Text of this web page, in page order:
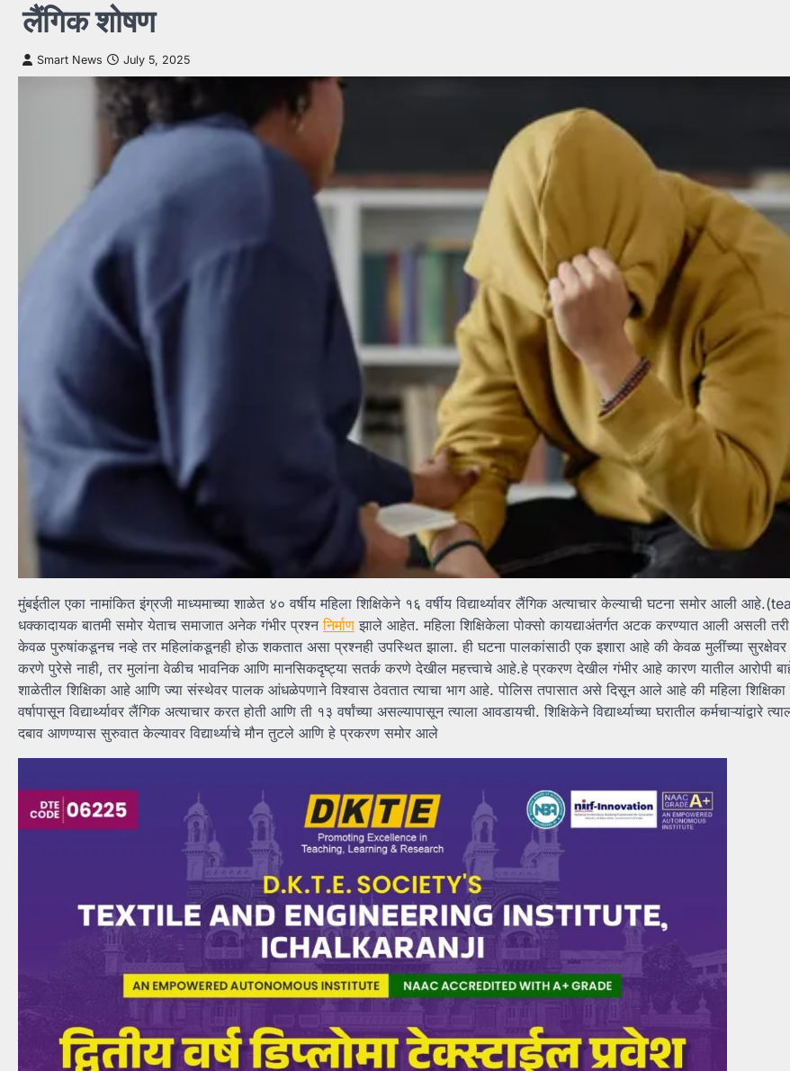
लैंगिक शोषण
Smart News July 5, 2025
मुंबईतील एका नामांकित इंग्रजी माध्यमाच्या शाळेत ४० वर्षीय महिला शिक्षिकेने १६ वर्षीय विद्यार्थ्यावर लैंगिक अत्याचार केल्याची घटना समोर आली
धक्कादायक बातमी समोर येताच समाजात अनेक गंभीर प्रश्ननिर्माण झाले आहेत. महिला शिक्षिकेला पोक्सो कायद्याअंतर्गत अटक करण्यात आली असली
केवळ पुरुषांकडूनच नव्हे तर महिलांकडूनही होऊ शकतात असा प्रश्नही उपस्थित झाला. ही घटना पालकांसाठी एक इशारा आहे की केवळ मुलींच्या सुरक्षेवर
करणे पुरेसे नाही, तर मुलांना वेळीच भावनिक आणि मानसिकदृष्ट्या सतर्क करणे देखील महत्त्वाचे आहे.हे प्रकरण देखील गंभीर आहे कारण यातील आरोपी
शाळेतील शिक्षिका आहे आणि ज्या संस्थेवर पालक आंधळेपणाने विश्वास ठेवतात त्याचा भाग आहे. पोलिस तपासात असे दिसून आले आहे की महिला शिक्षिका
वर्षापासून विद्यार्थ्यावर लैंगिक अत्याचार करत होती आणि ती १३ वर्षांच्या असल्यापासून त्याला आवडायची. शिक्षिकेने विद्यार्थ्याच्या घरातील कर्मचाऱ्यांद्वारे
दबाव आणण्यास सुरुवात केल्यावर विद्यार्थ्याचे मौन तुटले आणि हे प्रकरण समोर आले